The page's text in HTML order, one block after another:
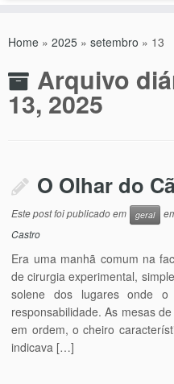
Home » 2025 » setembro » 13
Arquivo
13, 2025
O Olhar do
Este post foi publicado em geral
Castro
Era uma manhã comum na
de cirurgia experimental,
solene dos lugares onde
responsabilidade. As mesas
em ordem, o cheiro
indicava […]